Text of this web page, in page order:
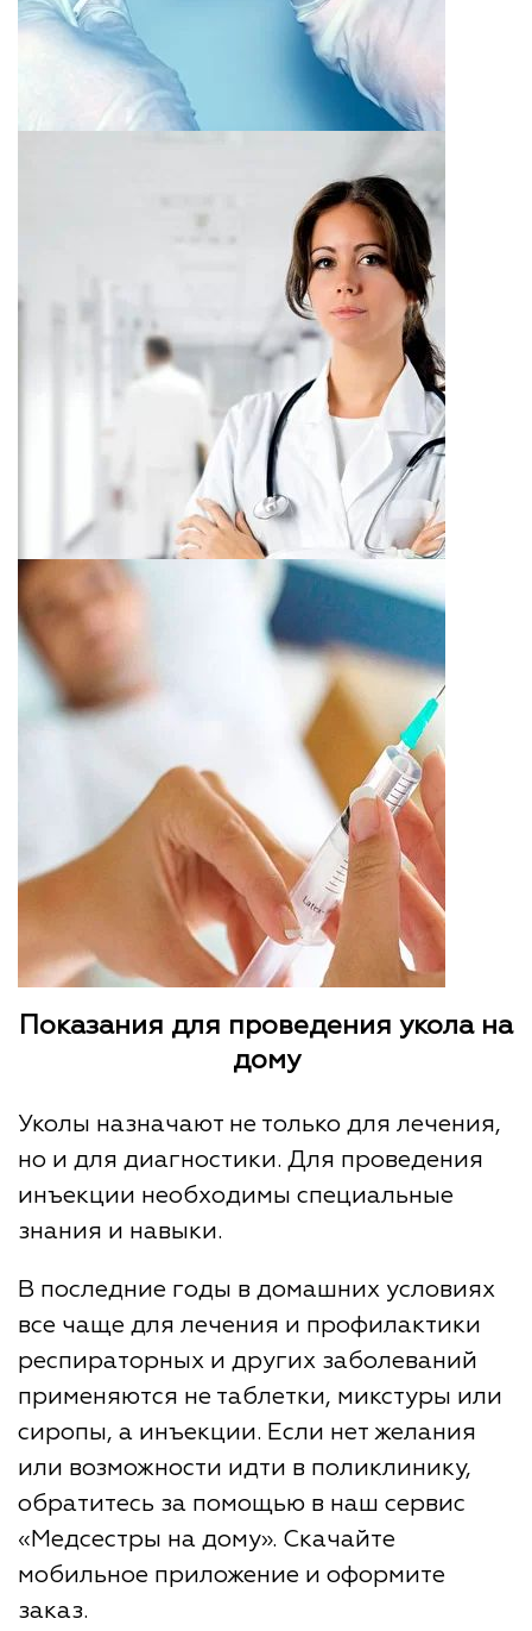
Показания для проведения укола на
дому
Уколы назначают не только для лечения,
но и для диагностики. Для проведения
инъекции необходимы специальные
знания и навыки.
В последние годы в домашних условиях
все чаще для лечения и профилактики
респираторных и других заболеваний
применяются не таблетки, микстуры или
сиропы, а инъекции. Если нет желания
или возможности идти в поликлинику,
обратитесь за помощью в наш сервис
«Медсестры на дому». Скачайте
мобильное приложение и оформите
заказ.